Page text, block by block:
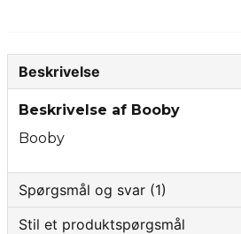
Beskrivelse
Beskrivelse af Booby
Booby
Spørgsmål og svar (1)
Stil et produktspørgsmål